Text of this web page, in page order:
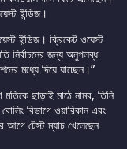
ইন্ডিজ।
ইন্ডিজ। ক্রিকেট ওয়েস্ট
নির্বাচনের জন্য অনুপলব্ধ
মধ্যে দিয়ে যাচ্ছেন।”
ছাড়াই মাঠে নামব, তিনি
বিভাগে ওয়ারিকান এবং
আগে টেস্ট ম্যাচ খেলেছেন